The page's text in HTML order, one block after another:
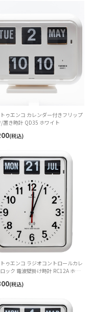
ゥエンコ カレンダー付きフリップ
置き時計 QD35 ホワイト
(税込)
ジオコントロールカレ
ック 電波壁掛け時計 RC12A ホワ
(税込)